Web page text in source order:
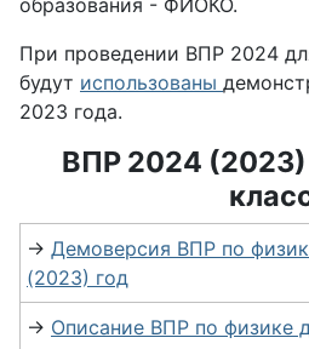
образования - ФИОКО.
При проведении ВПР 2024
будут использованы
2023 года.
ВПР 2024 (2023)
→ Демоверсия ВПР по
(2023) год
→ Описание ВПР по физике